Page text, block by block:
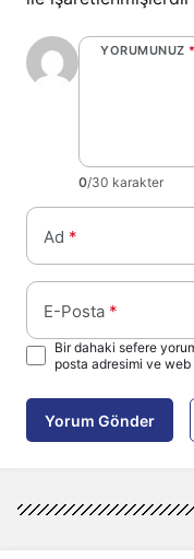
YORUMUNUZ *
0/30 karakter
Ad *
E-Posta *
Bir dahaki sefere
posta adresimi ve
Yorum Gönder